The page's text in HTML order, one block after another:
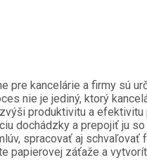
pre kancelárie a firmy sú
nie je jediný, ktorý
produktivitu a efektivitu
dochádzky a prepojiť ju
spracovať aj schvaľovať
papierovej záťaže a